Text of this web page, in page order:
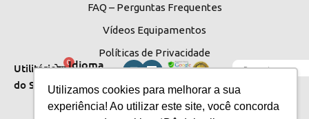
Utilizamos cookies para melhorar a sua
experiência! Ao utilizar este site, você concorda
FAQ – Perguntas Frequentes
Vídeos Equipamentos
Políticas de Privacidade
Utilitários
do Site
0Idioma
do Site